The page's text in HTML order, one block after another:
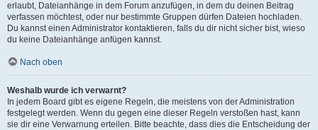
erlaubt, Dateianhänge in dem Forum anzufügen, in dem du deinen Beitrag
verfassen möchtest, oder nur bestimmte Gruppen dürfen Dateien hochladen.
Du kannst einen Administrator kontaktieren, falls du dir nicht sicher bist, wieso
du keine Dateianhänge anfügen kannst.
Nach oben
Weshalb wurde ich verwarnt?
In jedem Board gibt es eigene Regeln, die meistens von der Administration
festgelegt werden. Wenn du gegen eine dieser Regeln verstoßen hast, kann
sie dir eine Verwarnung erteilen. Bitte beachte, dass dies die Entscheidung der